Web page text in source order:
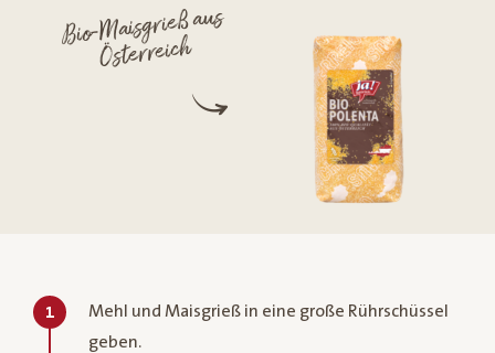
Bio-
Maisgrieß aus
Österreich
1
Mehl und Maisgrieß in eine große Rührschüssel
geben.